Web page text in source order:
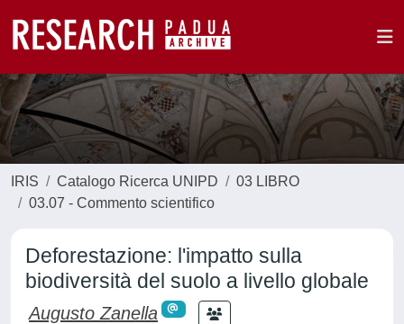
IRIS Catalogo Ricerca UNIPD
03 LIBRO
03.07 - Commento scientifico
Deforestazione: l'impatto sulla
biodiversità del suolo a livello globale
Augusto Zanella